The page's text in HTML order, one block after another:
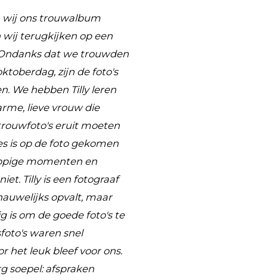
ons trouwalbum
terugkijken op een
dat we trouwden
zijn de foto's
We hebben Tilly leren
lieve vrouw die
eruit moeten
is op de foto gekomen
momenten en
Tilly is een fotograaf
opvalt, maar
is om de goede foto's te
waren snel
het leuk bleef voor ons.
soepel: afspraken